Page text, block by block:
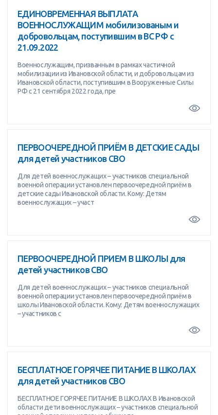
ЕДИНОВРЕМЕННАЯ ВЫПЛАТА
ВОЕННОСЛУЖАЩИМ мобилизованым и
добровольцам, поступившим в ВС РФ с
21.09.2022
Военнослужащим, призванным в рамках частичной
мобилизации из Ивановской области, и добровольцам из
Ивановской области, поступившим в Вооруженные Силы
РФ с 21 сентября 2022 года, пре
ПЕРВООЧЕРЕДНОЙ ПРИЁМ В ДЕТСКИЕ САДЫ
для детей участников СВО
Для детей военнослужащих – участников специальной
военной операции установлен первоочередной приём в
детские сады Ивановской области. Кому: Детям
военнослужащих – участ
ПЕРВООЧЕРЕДНОЙ ПРИЕМ В ШКОЛЫ для
детей участников СВО
Для детей военнослужащих – участников специальной
военной операции установлен первоочередной приём в
школы Ивановской области. Кому: Детям военнослужащих
– участников с
БЕСПЛАТНОЕ ГОРЯЧЕЕ ПИТАНИЕ В ШКОЛАХ
для детей участников СВО
БЕСПЛАТНОЕ ГОРЯЧЕЕ ПИТАНИЕ В ШКОЛАХ В Ивановской
области дети военнослужащих – участников специальной